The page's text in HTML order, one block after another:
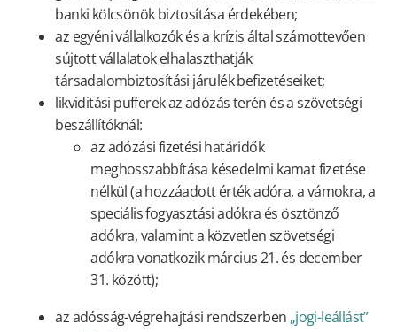
banki kölcsönök biztosítása érdekében;
az egyéni vállalkozók és a krízis által számottevően
sújtott vállalatok elhalaszthatják
társadalombiztosítási járulék befizetéseiket;
likviditási pufferek az adózás terén és a szövetségi
beszállítóknál:
az adózási fizetési határidők
meghosszabbítása késedelmi kamat fizetése
nélkül (a hozzáadott érték adóra, a vámokra, a
speciális fogyasztási adókra és ösztönző
adókra, valamint a közvetlen szövetségi
adókra vonatkozik március 21. és december
31. között);
az adósság-végrehajtási rendszerben „jogi-leállást”